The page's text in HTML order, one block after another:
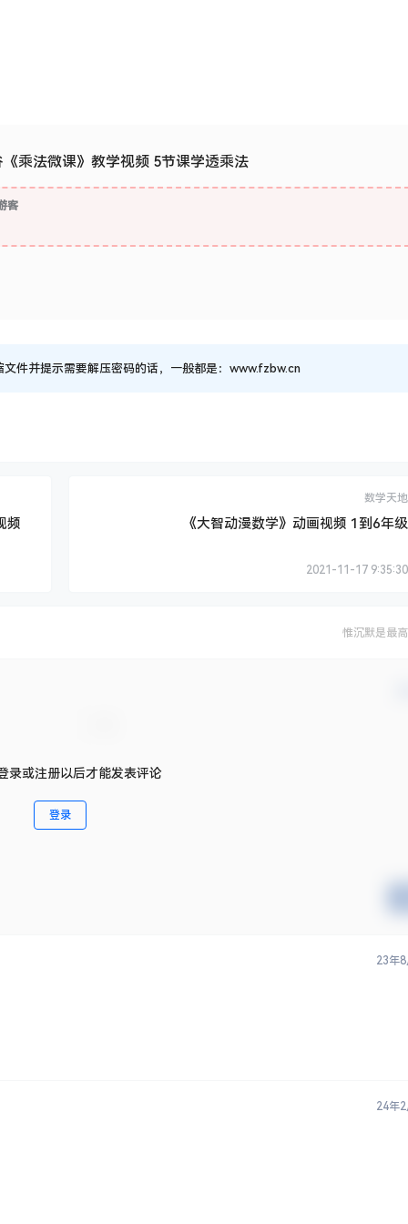
乘法微课》教学视频 5节课学透乘法
客
件并提示需要解压密码的话，一般都是：www.fzbw.cn
频
数学天地
《大智动漫数学》动画视频 1到6年级
2021-11-17 9:35:30
惟沉默是最
录或注册以后才能发表评论
登录
23年8
24年2